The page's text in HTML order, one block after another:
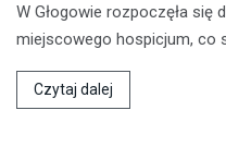
W Głogowie rozpoczęła się
miejscowego hospicjum, co
Czytaj dalej